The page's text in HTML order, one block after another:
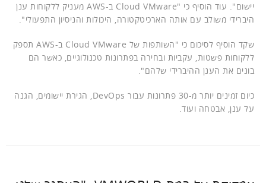
יישום". עוד הוסיף כי "Cloud VMware ב-AWS מעניק ללקוחות ענן
היברידי משולב עם אותה הארכיטקטורה, היכולות והניסיון התפעולי".
שקד הוסיף לסיכום כי "השותפות של Cloud VMware ב-AWS תספק
ללקוחות פשטות, עקביות ובחירה בפתרונות טכנולוגיים, כאשר הם
בונים את הענן ההיברידי שלהם".
כיום זמינים יותר מ-30 פתרונות עבור DevOps, הגירת יישומים, הגנה
על ענן, אבטחה ועוד.